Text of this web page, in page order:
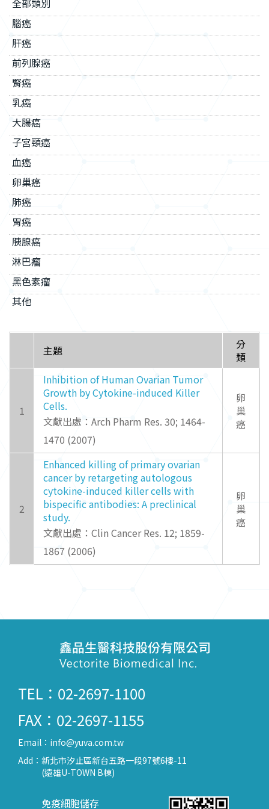
全部類別
腦癌
肝癌
前列腺癌
腎癌
乳癌
大腸癌
子宮頸癌
血癌
卵巢癌
肺癌
胃癌
胰腺癌
淋巴瘤
黑色素瘤
其他
主題
分
類
1
Inhibition of Human Ovarian Tumor
Growth by Cytokine-induced Killer
Cells.
文獻出處：Arch Pharm Res. 30; 1464-
1470 (2007)
卵
巢
癌
2
Enhanced killing of primary ovarian
cancer by retargeting autologous
cytokine-induced killer cells with
bispecific antibodies: A preclinical
study.
文獻出處：Clin Cancer Res. 12; 1859-
1867 (2006)
卵
巢
癌
TEL：02-2697-1100
FAX：02-2697-1155
Email： info@yuva.com.tw
Add： 新北市汐止區新台五路一段97號6樓-11
(遠雄U-TOWN B棟)
免疫細胞儲存